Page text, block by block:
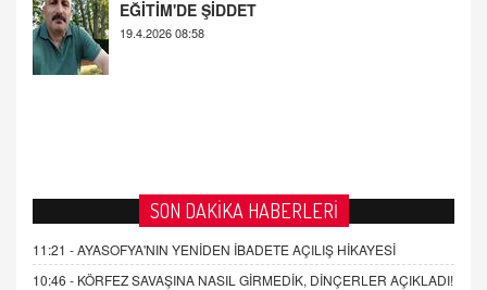
19.4.2026 08:58
SON DAKİKA HABERLERİ
11:21 -AYASOFYA'NIN YENİDEN İBADETE AÇILIŞ HİKAYESİ
10:46 - KÖRFEZ SAVAŞINA NASIL GİRMEDİK, DİNÇERLER AÇIKLADI!